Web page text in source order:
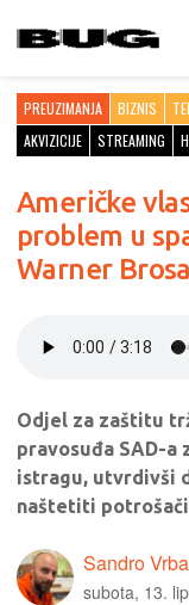
PREUZIMANJA BIZNIS
AKVIZICIJE
STREAMING
Američke
problem u
Warner Brosa
Odjel za zaštitu
pravosuđa SAD-a
istragu, utvrdivši
naštetiti
Sandro
subota, 13.